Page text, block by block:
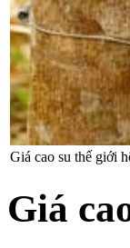
Giá cao su thế giới
Giá